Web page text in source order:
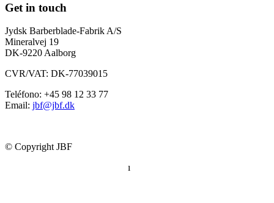
Get in touch
Jydsk Barberblade-Fabrik A/S
Mineralvej 19
DK-9220 Aalborg
CVR/VAT: DK-77039015
Teléfono: +45 98 12 33 77
Email: jbf@jbf.dk
© Copyright JBF
ı